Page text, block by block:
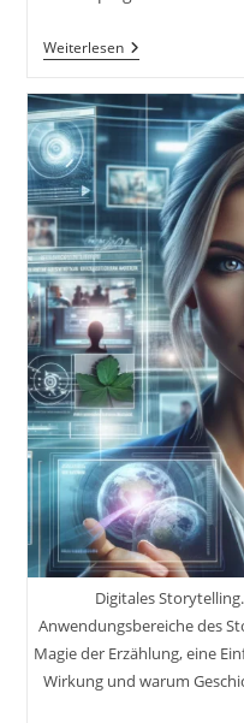
WeiterlesenBuch
Schreiben
Autor
Werden
Gehts!
5
IDEEN
Dein
Eigenes
Buch
Mit
Dave
Digitales
Anwendungsbereiche des
Magie der Erzählung, eine
Wirkung und warum